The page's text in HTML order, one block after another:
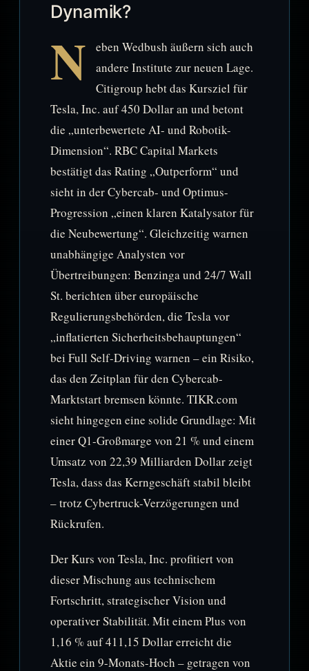
Dynamik?
N
eben Wedbush äußern sich auch
andere Institute zur neuen Lage.
Citigroup hebt das Kursziel für
Tesla, Inc. auf 450 Dollar an und betont
die „unterbewertete AI- und Robotik-
Dimension“. RBC Capital Markets
bestätigt das Rating „Outperform“ und
sieht in der Cybercab- und Optimus-
Progression „einen klaren Katalysator für
die Neubewertung“. Gleichzeitig warnen
unabhängige Analysten vor
Übertreibungen: Benzinga und 24/7 Wall
St. berichten über europäische
Regulierungsbehörden, die Tesla vor
„inflatierten Sicherheitsbehauptungen“
bei Full Self-Driving warnen – ein Risiko,
das den Zeitplan für den Cybercab-
Marktstart bremsen könnte. TIKR.com
sieht hingegen eine solide Grundlage: Mit
einer Q1-Großmarge von 21 % und einem
Umsatz von 22,39 Milliarden Dollar zeigt
Tesla, dass das Kerngeschäft stabil bleibt
– trotz Cybertruck-Verzögerungen und
Rückrufen.
Der Kurs von Tesla, Inc. profitiert von
dieser Mischung aus technischem
Fortschritt, strategischer Vision und
operativer Stabilität. Mit einem Plus von
1,16 % auf 411,15 Dollar erreicht die
Aktie ein 9-Monats-Hoch – getragen von